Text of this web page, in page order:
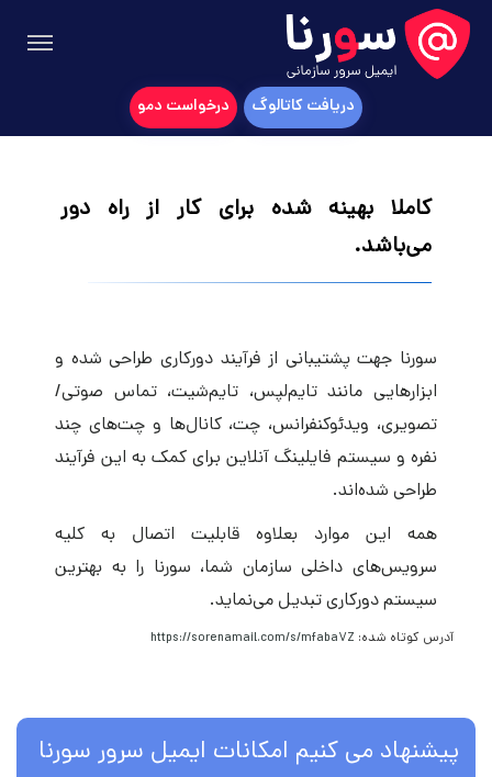
دریافت کاتالوگ درخواست دمو
کاملا بهینه شده برای کار از راه دور
می‌باشد.
سورنا جهت پشتیبانی از فرآیند دورکاری طراحی شده و
ابزارهایی مانند تایم‌لپس، تایم‌شیت، تماس صوتی/
تصویری، ویدئوکنفرانس، چت، کانال‌ها و چت‌های چند
نفره و سیستم فایلینگ آنلاین برای کمک به این فرآیند
طراحی شده‌اند.
همه این موارد بعلاوه قابلیت اتصال به کلیه
سرویس‌های داخلی سازمان شما، سورنا را به بهترین
سیستم دورکاری تبدیل می‌نماید.
آدرس کوتاه شده: https://sorenamail.com/s/mfaba7Z
پیشنهاد می کنیم امکانات ایمیل سرور سورنا